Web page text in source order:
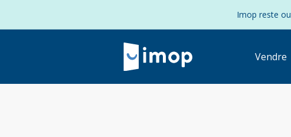
Imop reste
Vendre